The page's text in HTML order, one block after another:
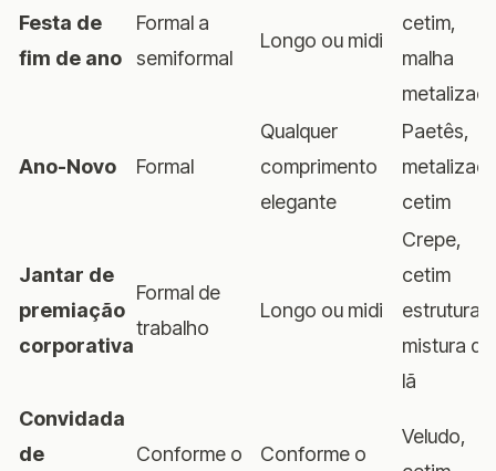
Festa de
fim de ano
Formal a
semiformal
Longo ou midi
cetim,
malha
Ano-Novo Formal
Qualquer
comprimento
elegante
Paetês,
cetim
Jantar de
premiação
corporativa
Formal de
trabalho
Longo ou midi
Crepe,
cetim
mistura de
lã
Convidada
de
Conforme o
Conforme o
Veludo,